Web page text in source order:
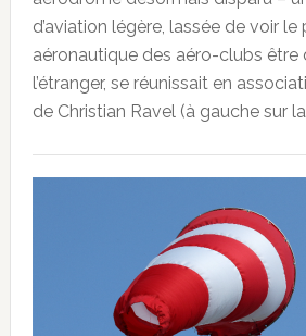
d’aviation légère, lassée de voir
aéronautique des aéro-clubs être
l’étranger, se réunissait en
de Christian Ravel (à gauche sur